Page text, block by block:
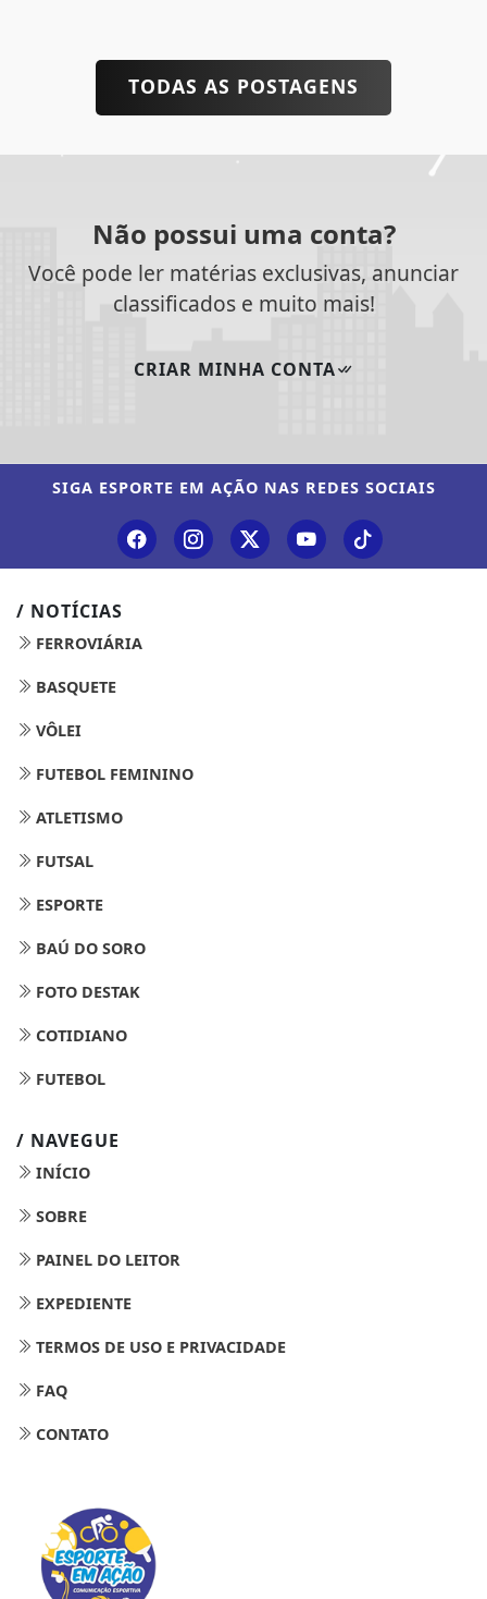
TODAS AS POSTAGENS
Não possui uma conta?
Você pode ler matérias exclusivas, anunciar
classificados e muito mais!
CRIAR MINHA CONTA
SIGA ESPORTE EM AÇÃO NAS REDES SOCIAIS
/ NOTÍCIAS
FERROVIÁRIA
BASQUETE
VÔLEI
FUTEBOL FEMININO
ATLETISMO
FUTSAL
ESPORTE
BAÚ DO SORO
FOTO DESTAK
COTIDIANO
FUTEBOL
/ NAVEGUE
INÍCIO
SOBRE
PAINEL DO LEITOR
EXPEDIENTE
TERMOS DE USO E PRIVACIDADE
FAQ
CONTATO
Termos de Uso e Privacidade
Esse site utiliza cookies para melhorar sua